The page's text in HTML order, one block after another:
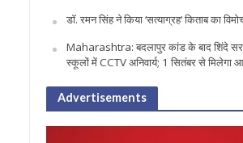
डॉ. रमन सिंह ने किया ‘सत्याग्रह‘ किताब का
Maharashtra: बदलापुर कांड के बाद शिंदे
स्कूलों में CCTV अनिवार्य; 1 सितंबर से मिलेगा
Advertisements